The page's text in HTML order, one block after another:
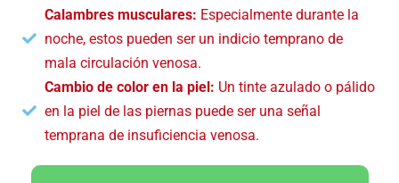
Calambres musculares: Especialmente durante la
noche, estos pueden ser un indicio temprano de
mala circulación venosa.
Cambio de color en la piel: Un tinte azulado o pálido
en la piel de las piernas puede ser una señal
temprana de insuficiencia venosa.